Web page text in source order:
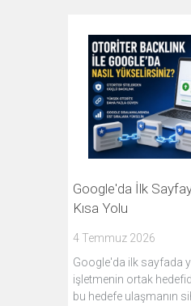
Google'da İlk
Kısa Yolu
4 Temmuz 2026
Google'da ilk sayfada
işletmenin ortak
bu hedefe ulaşmanın